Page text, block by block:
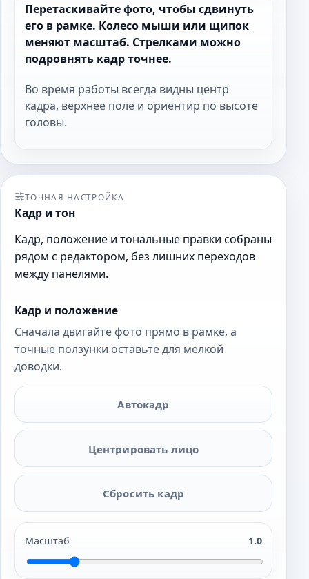
Перетаскивайте фото, чтобы сдвинуть
его в рамке. Колесо мыши или щипок
меняют масштаб. Стрелками можно
подровнять кадр точнее.
Во время работы всегда видны центр
кадра, верхнее поле и ориентир по высоте
головы.
ТОЧНАЯ НАСТРОЙКА
Кадр и тон
Кадр, положение и тональные правки собраны
рядом с редактором, без лишних переходов
между панелями.
Кадр и положение
Сначала двигайте фото прямо в рамке, а
точные ползунки оставьте для мелкой
доводки.
Автокадр
Центрировать лицо
Сбросить кадр
Масштаб 1.0